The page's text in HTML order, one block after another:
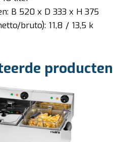
B 520 x D 333 x H 375
bruto): 11,8 / 13,5 k
producten